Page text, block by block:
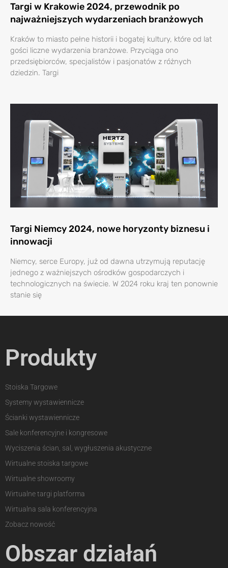
Targi w Krakowie 2024, przewodnik po
najważniejszych wydarzeniach branżowych
Kraków to miasto pełne historii i bogatej kultury, które od lat
gości liczne wydarzenia branżowe. Przyciąga ono
przedsiębiorców, specjalistów i pasjonatów z różnych
dziedzin. Targi
Targi Niemcy 2024, nowe horyzonty biznesu i
innowacji
Niemcy, serce Europy, już od dawna utrzymują reputację
jednego z ważniejszych ośrodków gospodarczych i
technologicznych na świecie. W 2024 roku kraj ten ponownie
stanie się
Produkty
Stoiska Targowe
Systemy wystawiennicze
Ścianki wystawiennicze
Sale konferencyjne i kongresowe
Wyciszenia ścian, sal, wygłuszenia akustyczne
Wirtualne stoiska targowe
Wirtualne showroomy
Wirtualne targi platforma
Wirtualna sala konferencyjna
Zobacz nowość
Obszar działań